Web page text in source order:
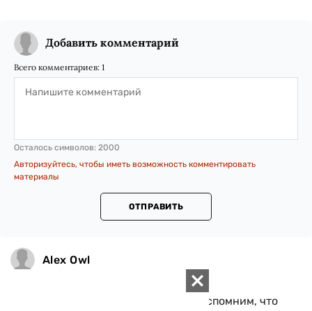
Добавить комментарий
Всего комментариев: 1
Осталось символов: 2000
Авторизуйтесь, чтобы иметь возможность комментировать
материалы
ОТПРАВИТЬ
Alex Owl
На черта нам этот Донбасс? Вспомним, что